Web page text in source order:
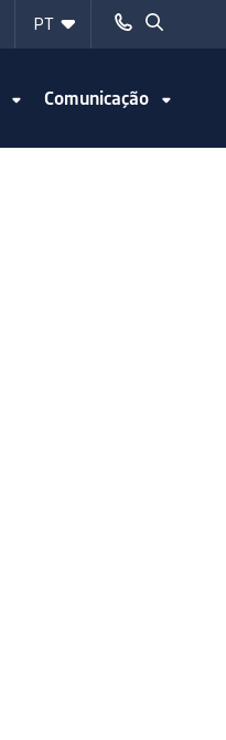
Comunicação